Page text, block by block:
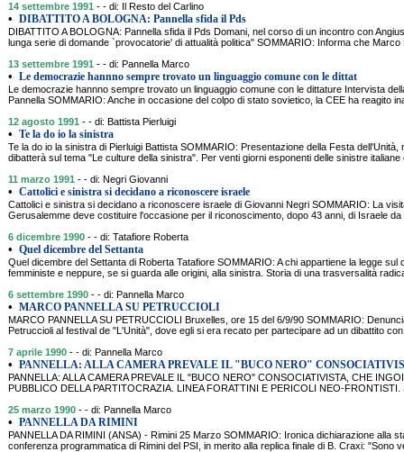
14 settembre 1991 - - di: Il Resto del Carlino
• DIBATTITO A BOLOGNA: Pannella sfida il Pds
DIBATTITO A BOLOGNA: Pannella sfida il Pds Domani, nel corso di un incontro con
lunga serie di domande `provocatorie' di attualità politica" SOMMARIO: Informa che Marco
13 settembre 1991 - - di: Pannella Marco
• Le democrazie hannno sempre trovato un linguaggio comune con le dittat
Le democrazie hannno sempre trovato un linguaggio comune con le dittature Intervista
Pannella SOMMARIO: Anche in occasione del colpo di stato sovietico, la CEE ha reagito
12 agosto 1991 - - di: Battista Pierluigi
• Te la do io la sinistra
Te la do io la sinistra di Pierluigi Battista SOMMARIO: Presentazione della Festa dell'Unità,
dibatterà sul tema "Le culture della sinistra". Per venti giorni esponenti delle sinistre italiane
11 marzo 1991 - - di: Negri Giovanni
• Cattolici e sinistra si decidano a riconoscere israele
Cattolici e sinistra si decidano a riconoscere israele di Giovanni Negri SOMMARIO: La
Gerusalemme deve costituire l'occasione per il riconoscimento, dopo 43 anni, di Israele da
6 dicembre 1990 - - di: Tatafiore Roberta
• Quel dicembre del Settanta
Quel dicembre del Settanta di Roberta Tatafiore SOMMARIO: A chi appartiene la legge sul
femministe e neppure, se si guarda alle origini, alla sinistra. Storia di una trasversalità
6 settembre 1990 - - di: Pannella Marco
• MARCO PANNELLA SU PETRUCCIOLI
MARCO PANNELLA SU PETRUCCIOLI Bruxelles, ore 15 del 6/9/90 SOMMARIO:
Petruccioli al festival de "L'Unità", dove egli si era recato per partecipare ad un dibattito
7 aprile 1990 - - di: Pannella Marco
• PANNELLA: ALLA CAMERA PREVALE IL "BUCO NERO"
PANNELLA: ALLA CAMERA PREVALE IL "BUCO NERO" CONSOCIATIVISTA, CHE
PUBBLICO DELLA PARTITOCRAZIA. LINEA FORATTINI E PERICOLI NEO-
25 marzo 1990 - - di: Pannella Marco
• PANNELLA DA RIMINI
PANNELLA DA RIMINI (ANSA) - Rimini 25 Marzo SOMMARIO: Ironica dichiarazione alla
conferenza programmatica di Rimini del PSI, in merito alla replica finale di B. Craxi: "Sono